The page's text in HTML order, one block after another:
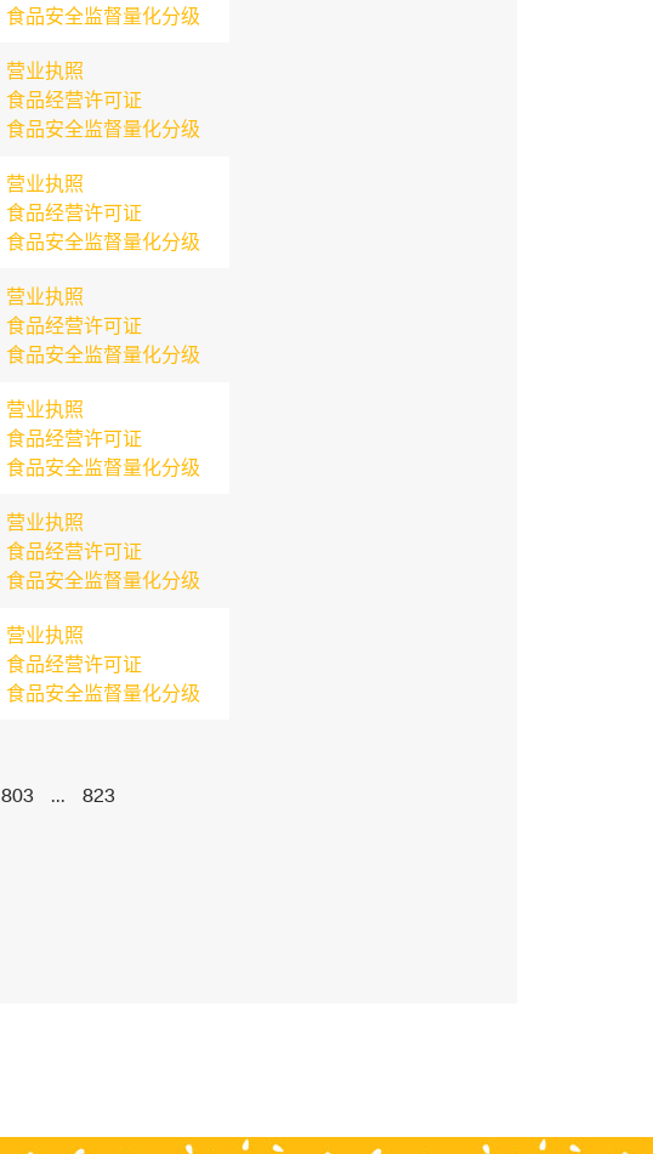
食品安全监督量化分级
营业执照
食品经营许可证
食品安全监督量化分级
营业执照
食品经营许可证
食品安全监督量化分级
营业执照
食品经营许可证
食品安全监督量化分级
营业执照
食品经营许可证
食品安全监督量化分级
营业执照
食品经营许可证
食品安全监督量化分级
营业执照
食品经营许可证
食品安全监督量化分级
803 ... 823